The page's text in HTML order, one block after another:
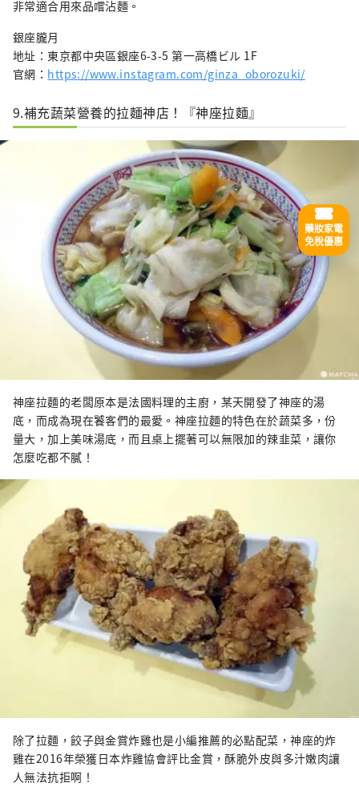
非常適合用來品嚐沾麵。
銀座朧月
地址：東京都中央區銀座6-3-5 第一高橋ビル 1F
官網： https://www.instagram.com/ginza_oborozuki/
9.補充蔬菜營養的拉麵神店！『神座拉麵』
神座拉麵的老闆原本是法國料理的主廚，某天開發了神座的湯
底，而成為現在饕客們的最愛。神座拉麵的特色在於蔬菜多，份
量大，加上美味湯底，而且桌上擺著可以無限加的辣韭菜，讓你
怎麼吃都不膩！
除了拉麵，餃子與金賞炸雞也是小編推薦的必點配菜，神座的炸
雞在2016年榮獲日本炸雞協會評比金賞，酥脆外皮與多汁嫩肉讓
人無法抗拒啊！
藥妝家電
免稅優惠